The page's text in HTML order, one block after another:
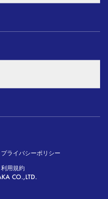
プライバシーポリシー
利用規約
CO.,LTD.